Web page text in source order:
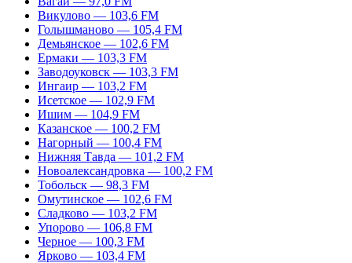
Викулово — 103,6 FM
Голышманово — 105,4 FM
Демьянское — 102,6 FM
Ермаки — 103,3 FM
Заводоуковск — 103,3 FM
Ингаир — 103,2 FM
Исетское — 102,9 FM
Ишим — 104,9 FM
Казанское — 100,2 FM
Нагорный — 100,4 FM
Нижняя Тавда — 101,2 FM
Новоалександровка — 100,2 FM
Тобольск — 98,3 FM
Омутинское — 102,6 FM
Сладково — 103,2 FM
Упорово — 106,8 FM
Черное — 100,3 FM
Ярково — 103,4 FM